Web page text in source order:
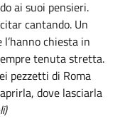
ai suoi pensieri.
cantando. Un
chiesta in
tenuta stretta.
pezzetti di Roma
dove lasciarla